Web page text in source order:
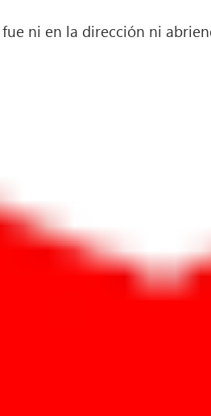
ni en la dirección ni